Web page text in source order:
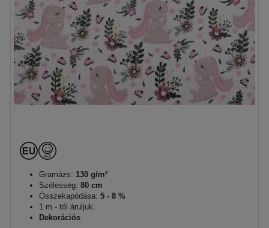
Gramázs: 130 g/m²
Szélesség: 80 cm
Összekapódása: 5 - 8 %
1 m - tól áruljuk.
Dekorációs